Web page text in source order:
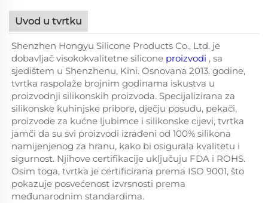
Uvod u tvrtku
Shenzhen Hongyu Silicone Products Co., Ltd. je
dobavljač visokokvalitetne silicone proizvodi , sa
sjedištem u Shenzhenu, Kini. Osnovana 2013. godine,
tvrtka raspolaže brojnim godinama iskustva u
proizvodnji silikonskih proizvoda. Specijalizirana za
silikonske kuhinjske pribore, dječju posuđu, pekači,
proizvode za kućne ljubimce i silikonske cijevi, tvrtka
jamči da su svi proizvodi izrađeni od 100% silikona
namijenjenog za hranu, kako bi osigurala kvalitetu i
sigurnost. Njihove certifikacije uključuju FDA i ROHS.
Osim toga, tvrtka je certificirana prema ISO 9001, što
pokazuje posvećenost izvrsnosti prema
međunarodnim standardima.